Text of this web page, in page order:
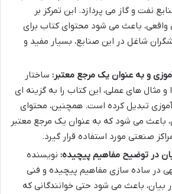
نفت و گاز می پردازد. این تمرکز بر
واقعی، باعث می شود محتوای کتاب برای
شاغل در این صنایع، بسیار مفید و
و به عنوان یک مرجع معتبر: ساختار
و مثال های عملی، این کتاب را به گزینه ای
تبدیل کرده است. همچنین، محتوای
باعث می شود که به عنوان یک مرجع معتبر
صنعتی مورد استفاده قرار گیرد.
در توضیح مفاهیم پیچیده: نویسنده
در ساده سازی مفاهیم پیچیده و فنی
بیان، باعث می شود حتی خوانندگانی که